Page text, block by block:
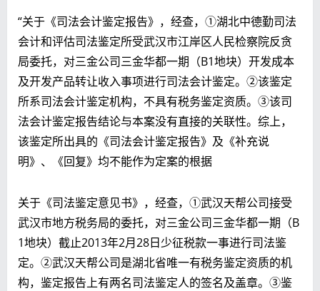
“关于《司法会计鉴定报告》，经查，①湖北中德勤司法
会计和评估司法鉴定所受武汉市江岸区人民检察院反贪
局委托，对三金公司三金华都一期（B1地块）开发成本
及开发产品转让收入事项进行司法会计鉴定。②该鉴定
所系司法会计鉴定机构， 不具有税务鉴定资质。③该司
法会计鉴定报告结论与本案没有直接的关联性。综上，
该鉴定所出具的《司法会计鉴定报告》及《补充说
明》、《回复》均不能作为定案的根据
关于《司法鉴定意见书》，经查，①武汉天帮公司接受
武汉市地方税务局的委托，对三金公司三金华都一期（B
1地块）截止2013年2月28日少征税款一事进行司法鉴
定。②武汉天帮公司是湖北省唯一有税务鉴定资质的机
构，鉴定报告上有两名司法鉴定人的签名及盖章。③鉴